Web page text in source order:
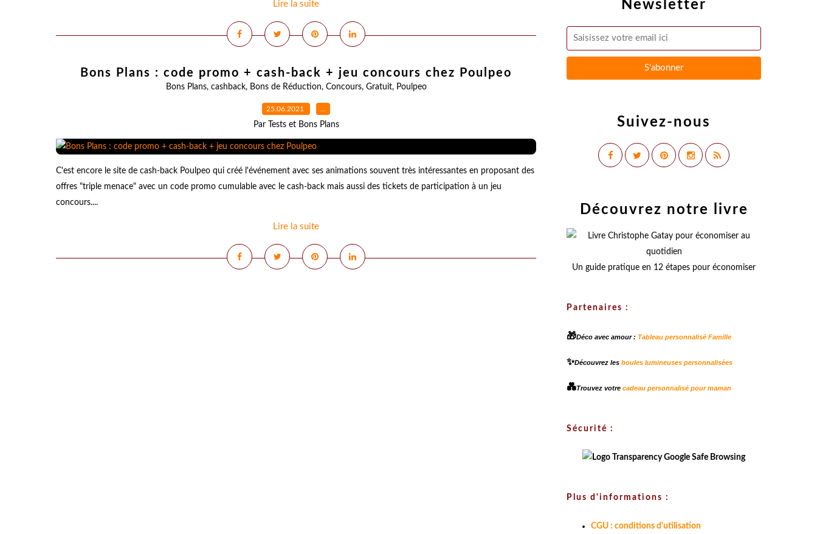
Lire la suite
Bons Plans : code promo + cash-back + jeu concours chez Poulpeo
Bons Plans, cashback, Bons de Réduction, Concours, Gratuit, Poulpeo
25.06.2021 …
Par Tests et Bons Plans
C'est encore le site de cash-back Poulpeo qui créé l'événement avec ses animations souvent très intéressantes en proposant des
offres "triple menace" avec un code promo cumulable avec le cash-back mais aussi des tickets de participation à un jeu
concours....
Lire la suite
Newsletter
Suivez-nous
Découvrez notre livre
Un guide pratique en 12 étapes pour économiser
Partenaires :
🎁Déco avec amour : Tableau personnalisé Famille
✨Découvrez les boules lumineuses personnalisées
💑Trouvez votre cadeau personnalisé pour maman
Sécurité :
Plus d'informations :
CGU : conditions d'utilisation